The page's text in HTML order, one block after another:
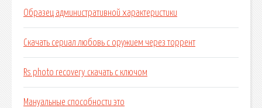
Образец административной характеристики
Скачать сериал любовь с оружием через торрент
Rs photo recovery скачать с ключом
Мануальные способности это